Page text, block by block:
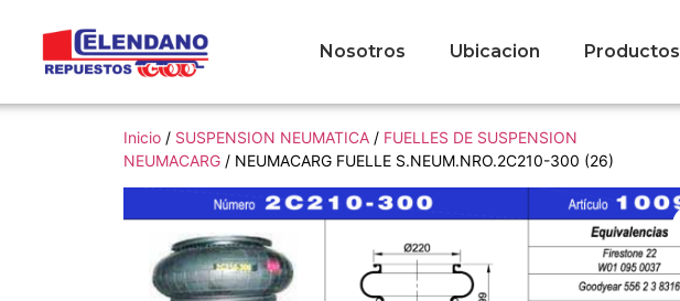
Nosotros Ubicacion Productos
Inicio / SUSPENSION NEUMATICA / FUELLES DE SUSPENSION
NEUMACARG / NEUMACARG FUELLE S.NEUM.NRO.2C210-300 (26)